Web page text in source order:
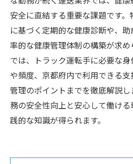
安全に直結する重要な課題です
に基づく定期的な健康診断や、
率的な健康管理体制の構築が求
では、トラック運転手に必要な
や頻度、京都府内で利用できる
管理のポイントまでを徹底解説
務の安全性向上と安心して働け
践的な知識が得られます。